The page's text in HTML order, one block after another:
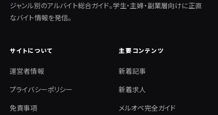
ジャンル別のアルバイト総合ガイド。学生・主婦・副業層向けに正直
なバイト情報を発信。
サイトについて
運営者情報
プライバシーポリシー
免責事項
主要コンテンツ
新着記事
新着求人
メルオペ完全ガイド